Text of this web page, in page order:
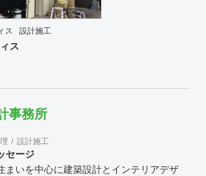
ス 設計施工
ス
事務所
設計施工
セージ
まいを中心に建築設計とインテリアデザ